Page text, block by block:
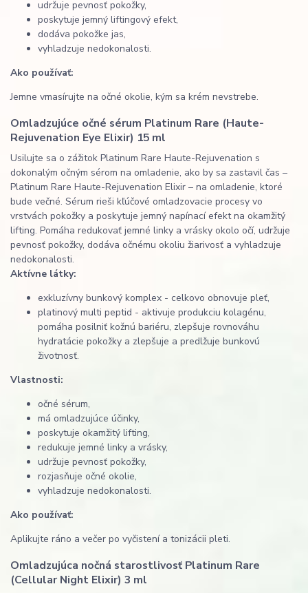
udržuje pevnosť pokožky,
poskytuje jemný liftingový efekt,
dodáva pokožke jas,
vyhladzuje nedokonalosti.
Ako používať:
Jemne vmasírujte na očné okolie, kým sa krém nevstrebe.
Omladzujúce očné sérum Platinum Rare (Haute-
Rejuvenation Eye Elixir) 15 ml
Usilujte sa o zážitok Platinum Rare Haute-Rejuvenation s
dokonalým očným sérom na omladenie, ako by sa zastavil čas –
Platinum Rare Haute-Rejuvenation Elixir – na omladenie, ktoré
bude večné. Sérum rieši kľúčové omladzovacie procesy vo
vrstvách pokožky a poskytuje jemný napínací efekt na okamžitý
lifting. Pomáha redukovať jemné linky a vrásky okolo očí, udržuje
pevnosť pokožky, dodáva očnému okoliu žiarivosť a vyhladzuje
nedokonalosti.
Aktívne látky:
exkluzívny bunkový komplex - celkovo obnovuje pleť,
platinový multi peptid - aktivuje produkciu kolagénu,
pomáha posilniť kožnú bariéru, zlepšuje rovnováhu
hydratácie pokožky a zlepšuje a predlžuje bunkovú
životnosť.
Vlastnosti:
očné sérum,
má omladzujúce účinky,
poskytuje okamžitý lifting,
redukuje jemné linky a vrásky,
udržuje pevnosť pokožky,
rozjasňuje očné okolie,
vyhladzuje nedokonalosti.
Ako používať:
Aplikujte ráno a večer po vyčistení a tonizácii pleti.
Omladzujúca nočná starostlivosť Platinum Rare
(Cellular Night Elixir) 3 ml